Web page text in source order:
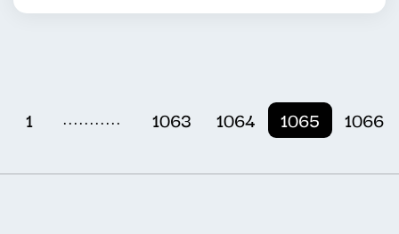
1 ........... 1063 1064 1065 1066